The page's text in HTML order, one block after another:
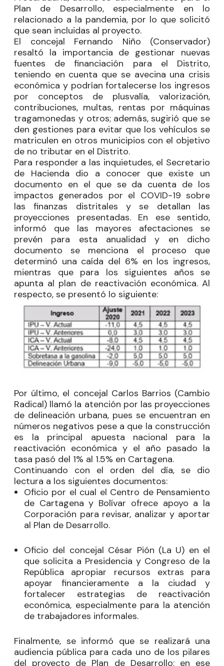
Plan de Desarrollo, especialmente en lo
relacionado a la pandemia, por lo que solicitó
que sean incluidas al proyecto.
El concejal Fernando Niño (Conservador)
resaltó la importancia de gestionar nuevas
fuentes de financiación para el Distrito,
teniendo en cuenta que se avecina una crisis
económica y podrían fortalecerse los ingresos
por conceptos de plusvalía, valorización,
contribuciones, multas, rentas por máquinas
tragamonedas y otros; además, sugirió que se
den gestiones para evitar que los vehículos se
matriculen en otros municipios con el objetivo
de no tributar en el Distrito.
Para responder a las inquietudes, el Secretario
de Hacienda dio a conocer que existe un
documento en el que se da cuenta de los
impactos generados por el COVID-19 sobre
las finanzas distritales y se detallan las
proyecciones presentadas. En ese sentido,
informó que las mayores afectaciones se
prevén para esta anualidad y en dicho
documento se menciona el proceso que
determinó una caída del 6% en los ingresos,
mientras que para los siguientes años se
apunta al plan de reactivación económica. Al
respecto, se presentó lo siguiente:
Por último, el concejal Carlos Barrios (Cambio
Radical) llamó la atención por las proyecciones
de delineación urbana, pues se encuentran en
números negativos pese a que la construcción
es la principal apuesta nacional para la
reactivación económica y el año pasado la
tasa pasó del 1% al 1.5% en Cartagena.
Continuando con el orden del día, se dio
lectura a los siguientes documentos:
Oficio por el cual el Centro de Pensamiento
de Cartagena y Bolívar ofrece apoyo a la
Corporación para revisar, analizar y aportar
al Plan de Desarrollo.
Oficio del concejal César Pión (La U) en el
que solicita a Presidencia y Congreso de la
República apropiar recursos extras para
apoyar financieramente a la ciudad y
fortalecer estrategias de reactivación
económica, especialmente para la atención
de trabajadores informales.
Finalmente, se informó que se realizará una
audiencia pública para cada uno de los pilares
del proyecto de Plan de Desarrollo; en ese